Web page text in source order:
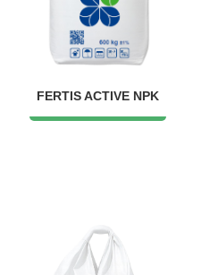
FERTIS ACTIVE NPK